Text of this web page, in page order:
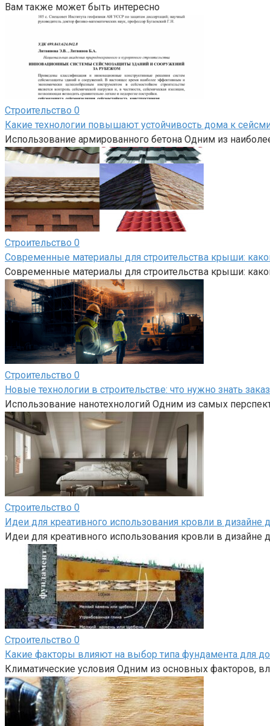
Вам также может быть интересно
Строительство 0
Какие технологии повышают устойчивость дома к
Использование армированного бетона Одним из
Строительство 0
Современные материалы для строительства крыши:
Современные материалы для строительства крыши:
Строительство 0
Новые технологии в строительстве: что нужно знать
Использование нанотехнологий Одним из самых
Строительство 0
Идеи для креативного использования кровли в дизайне
Идеи для креативного использования кровли в дизайне
Строительство 0
Какие факторы влияют на выбор типа фундамента для
Климатические условия Одним из основных факторов,